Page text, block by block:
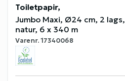
Toiletpapir,
Jumbo Maxi, Ø24 cm, 2 lags,
natur, 6 x 340 m
Varenr.17340068